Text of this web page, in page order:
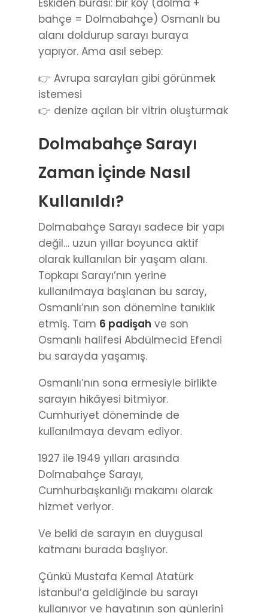
bahçe = Dolmabahçe) Osmanlı bu
alanı doldurup sarayı buraya
yapıyor. Ama asıl sebep:
👉 Avrupa sarayları gibi görünmek
istemesi
👉 denize açılan bir vitrin oluşturmak
Dolmabahçe Sarayı
Zaman İçinde Nasıl
Kullanıldı?
Dolmabahçe Sarayı sadece bir yapı
değil… uzun yıllar boyunca aktif
olarak kullanılan bir yaşam alanı.
Topkapı Sarayı’nın yerine
kullanılmaya başlanan bu saray,
Osmanlı’nın son dönemine tanıklık
etmiş. Tam 6 padişah ve son
Osmanlı halifesi Abdülmecid Efendi
bu sarayda yaşamış.
Osmanlı’nın sona ermesiyle birlikte
sarayın hikâyesi bitmiyor.
Cumhuriyet döneminde de
kullanılmaya devam ediyor.
1927 ile 1949 yılları arasında
Dolmabahçe Sarayı,
Cumhurbaşkanlığı makamı olarak
hizmet veriyor.
Ve belki de sarayın en duygusal
katmanı burada başlıyor.
Çünkü Mustafa Kemal Atatürk
İstanbul’a geldiğinde bu sarayı
kullanıyor ve hayatının son günlerini